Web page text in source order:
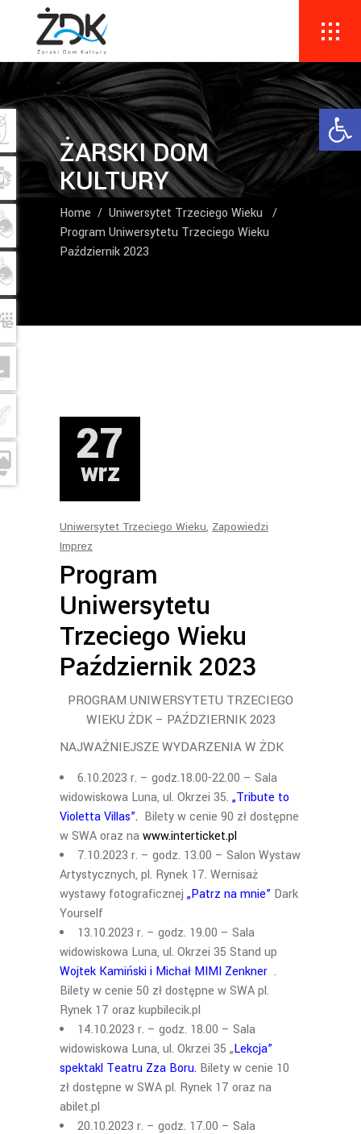
ŻARSKI DOM
KULTURY
Home / Uniwersytet Trzeciego Wieku
/
Program Uniwersytetu Trzeciego Wieku
Październik 2023
27
wrz
Uniwersytet Trzeciego Wieku, Zapowiedzi
Imprez
Program
Uniwersytetu
Trzeciego Wieku
Październik 2023
PROGRAM UNIWERSYTETU TRZECIEGO
WIEKU ŻDK – PAŹDZIERNIK 2023
NAJWAŻNIEJSZE WYDARZENIA W ŻDK
6.10.2023 r. – godz.18.00-22.00 – Sala
widowiskowa Luna, ul. Okrzei 35. „Tribute to
Violetta Villas”. Bilety w cenie 90 zł dostępne
w SWA oraz nawww.interticket.pl
7.10.2023 r. – godz. 13.00 – Salon Wystaw
Artystycznych, pl. Rynek 17. Wernisaż
wystawy fotograficznej „Patrz na mnie” Dark
Yourself
13.10.2023 r. – godz. 19.00 – Sala
widowiskowa Luna, ul. Okrzei 35 Stand up
Wojtek Kamiński i Michał MIMI Zenkner .
Bilety w cenie 50 zł dostępne w SWA pl.
Rynek 17 oraz kupbilecik.pl
14.10.2023 r. – godz. 18.00 – Sala
widowiskowa Luna, ul. Okrzei 35 „Lekcja”
spektakl Teatru Zza Boru. Bilety w cenie 10
zł dostępne w SWA pl. Rynek 17 oraz na
abilet.pl
20.10.2023 r. – godz. 17.00 – Sala